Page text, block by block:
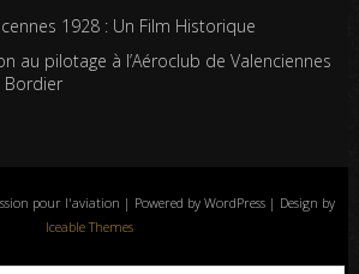
1928 : Un Film Historique
au pilotage à l’Aéroclub de Valenciennes
Bordier
pour l'aviation | Powered by WordPress | Design by
Iceable Themes